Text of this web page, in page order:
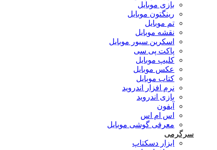
بازی موبایل
رینگتون موبایل
تم موبایل
نقشه موبایل
اسکرین سیور موبایل
پاکت پی سی
کلیپ موبایل
عکس موبایل
کتاب موبایل
نرم افزار اندروید
بازی اندروید
آیفون
اس ام اس
معرفی گوشی موبایل
سرگرمی
ابزار دسکتاپ